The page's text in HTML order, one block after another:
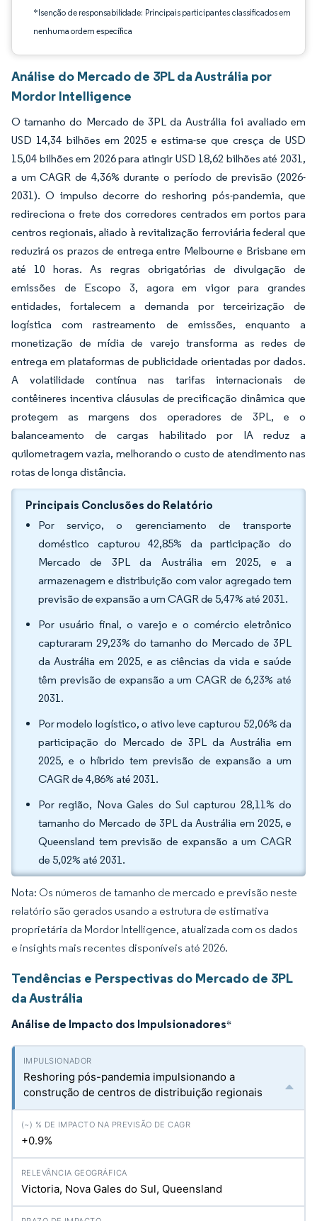
*Isenção de responsabilidade: Principais participantes classificados em
nenhuma ordem específica
Análise do Mercado de 3PL da Austrália por
Mordor Intelligence
O tamanho do Mercado de 3PL da Austrália foi avaliado em
USD 14,34 bilhões em 2025 e estima-se que cresça de USD
15,04 bilhões em 2026 para atingir USD 18,62 bilhões até 2031,
a um CAGR de 4,36% durante o período de previsão (2026-
2031). O impulso decorre do reshoring pós-pandemia, que
redireciona o frete dos corredores centrados em portos para
centros regionais, aliado à revitalização ferroviária federal que
reduzirá os prazos de entrega entre Melbourne e Brisbane em
até 10 horas. As regras obrigatórias de divulgação de
emissões de Escopo 3, agora em vigor para grandes
entidades, fortalecem a demanda por terceirização de
logística com rastreamento de emissões, enquanto a
monetização de mídia de varejo transforma as redes de
entrega em plataformas de publicidade orientadas por dados.
A volatilidade contínua nas tarifas internacionais de
contêineres incentiva cláusulas de precificação dinâmica que
protegem as margens dos operadores de 3PL, e o
balanceamento de cargas habilitado por IA reduz a
quilometragem vazia, melhorando o custo de atendimento nas
rotas de longa distância.
Principais Conclusões do Relatório
Por serviço, o gerenciamento de transporte
doméstico capturou 42,85% da participação do
Mercado de 3PL da Austrália em 2025, e a
armazenagem e distribuição com valor agregado tem
previsão de expansão a um CAGR de 5,47% até 2031.
Por usuário final, o varejo e o comércio eletrônico
capturaram 29,23% do tamanho do Mercado de 3PL
da Austrália em 2025, e as ciências da vida e saúde
têm previsão de expansão a um CAGR de 6,23% até
2031.
Por modelo logístico, o ativo leve capturou 52,06% da
participação do Mercado de 3PL da Austrália em
2025, e o híbrido tem previsão de expansão a um
CAGR de 4,86% até 2031.
Por região, Nova Gales do Sul capturou 28,11% do
tamanho do Mercado de 3PL da Austrália em 2025, e
Queensland tem previsão de expansão a um CAGR
de 5,02% até 2031.
Nota: Os números de tamanho de mercado e previsão neste
relatório são gerados usando a estrutura de estimativa
proprietária da Mordor Intelligence, atualizada com os dados
e insights mais recentes disponíveis até 2026.
Tendências e Perspectivas do Mercado de 3PL
da Austrália
Análise de Impacto dos Impulsionadores*
Reshoring pós-pandemia impulsionando a
construção de centros de distribuição regionais
+0.9%
Victoria, Nova Gales do Sul, Queensland